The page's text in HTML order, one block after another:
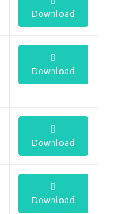
Download
Download
Download
Download